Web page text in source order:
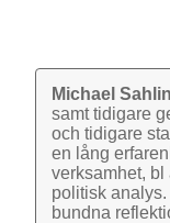
Michael Sahlin
samt tidigare
och tidigare
en lång
verk­samhet,
politisk
bundna